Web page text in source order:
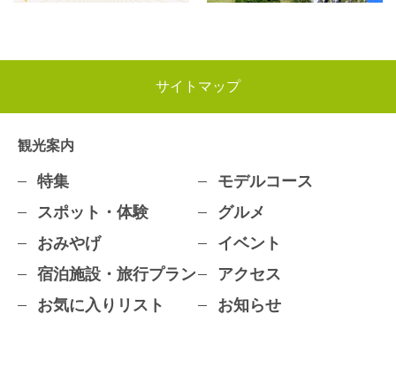
サイトマップ
観光案内
特集
モデルコース
スポット・体験
グルメ
おみやげ
イベント
宿泊施設・旅行プラン
アクセス
お気に入りリスト
お知らせ